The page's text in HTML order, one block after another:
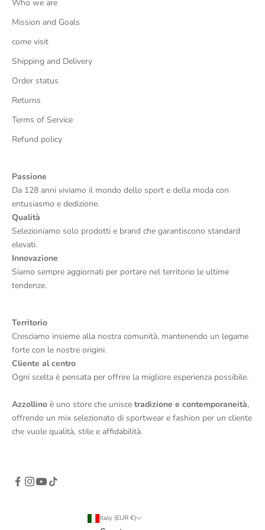
Who we are
Mission and Goals
come visit
Shipping and Delivery
Order status
Returns
Terms of Service
Refund policy
Passione
Da 128 anni viviamo il mondo dello sport e della moda con
entusiasmo e dedizione.
Qualità
Selezioniamo solo prodotti e brand che garantiscono standard
elevati.
Innovazione
Siamo sempre aggiornati per portare nel territorio le ultime
tendenze.
Territorio
Cresciamo insieme alla nostra comunità, mantenendo un legame
forte con le nostre origini.
Cliente al centro
Ogni scelta è pensata per offrire la migliore esperienza possibile.
Azzollino è uno store che unisce tradizione e contemporaneità,
offrendo un mix selezionato di sportwear e fashion per un cliente
che vuole qualità, stile e affidabilità.
Italy (EUR €)